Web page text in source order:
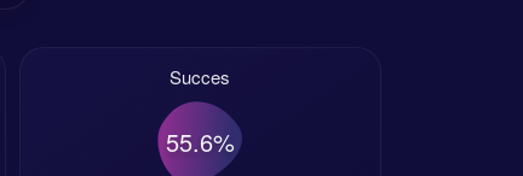
Succes
55.6%